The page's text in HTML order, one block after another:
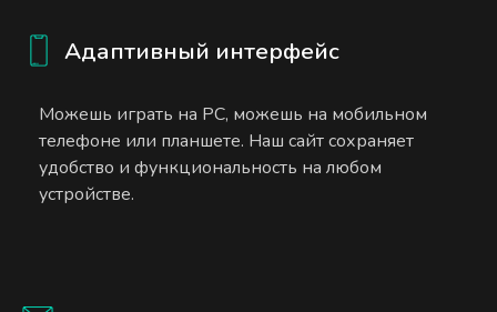
Адаптивный интерфейс
Можешь играть на PC, можешь на мобильном
телефоне или планшете. Наш сайт сохраняет
удобство и функциональность на любом
устройстве.